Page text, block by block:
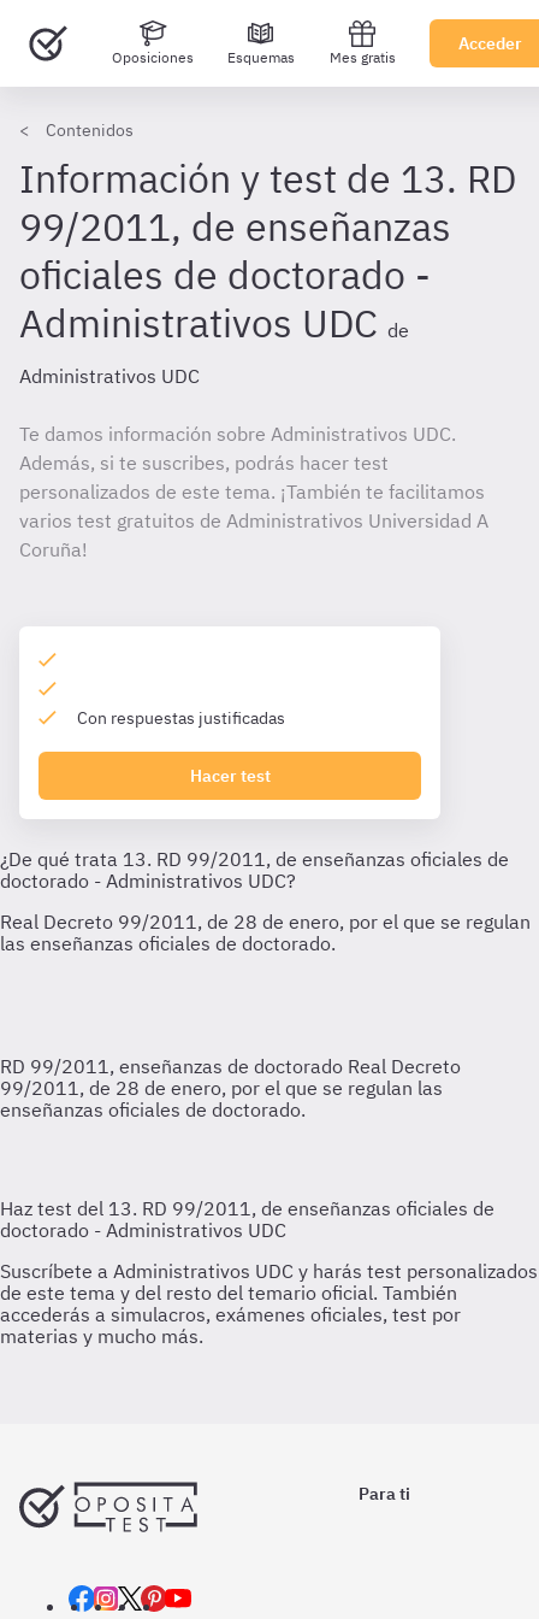
Oposiciones Esquemas Mes gratis
Acceder
Contenidos
Información y test de 13. RD
99/2011, de enseñanzas
oficiales de doctorado -
Administrativos UDC de
Administrativos UDC
Te damos información sobre Administrativos UDC.
Además, si te suscribes, podrás hacer test
personalizados de este tema. ¡También te facilitamos
varios test gratuitos de Administrativos Universidad A
Coruña!
Con respuestas justificadas
Hacer test
RD 99/2011, enseñanzas de doctorado Real Decreto
99/2011, de 28 de enero, por el que se regulan las
enseñanzas oficiales de doctorado.
Para ti